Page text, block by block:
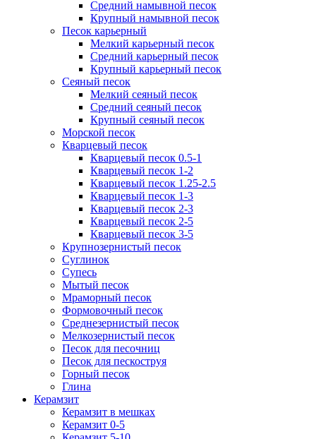
Средний намывной песок
Крупный намывной песок
Песок карьерный
Мелкий карьерный песок
Средний карьерный песок
Крупный карьерный песок
Сеяный песок
Мелкий сеяный песок
Средний сеяный песок
Крупный сеяный песок
Морской песок
Кварцевый песок
Кварцевый песок 0.5-1
Кварцевый песок 1-2
Кварцевый песок 1.25-2.5
Кварцевый песок 1-3
Кварцевый песок 2-3
Кварцевый песок 2-5
Кварцевый песок 3-5
Крупнозернистый песок
Суглинок
Супесь
Мытый песок
Мраморный песок
Формовочный песок
Среднезернистый песок
Мелкозернистый песок
Песок для песочниц
Песок для пескоструя
Горный песок
Глина
Керамзит
Керамзит в мешках
Керамзит 0-5